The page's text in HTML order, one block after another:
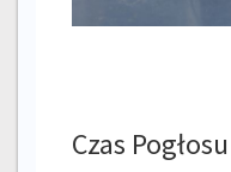
Czas